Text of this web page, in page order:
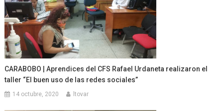
CARABOBO | Aprendices del CFS Rafael Urdaneta realizaron el
taller “El buen uso de las redes sociales”
14 octubre, 2020 ltovar